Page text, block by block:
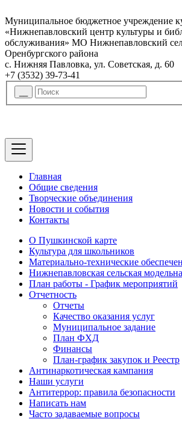
Муниципальное бюджетное учреждение
«Нижнепавловский центр культуры и
обслуживания» МО Нижнепавловский
Оренбургского района
с. Нижняя Павловка, ул. Советская, д. 60
+7 (3532) 39-73-41
Главная
Общие сведения
Творческие объединения
Новости и события
Контакты
О Пушкинской карте
Культура для школьников
Материально-технические
Нижнепавловская сельская
План работы - График мероприятий
Отчетность
Отчеты
Качество оказания услуг
Муниципальное задание
План ФХД
Финансы
План-график закупок и Реестр
Антинаркотическая кампания
Наши услуги
Антитеррор: правила безопасности
Написать нам
Часто задаваемые вопросы